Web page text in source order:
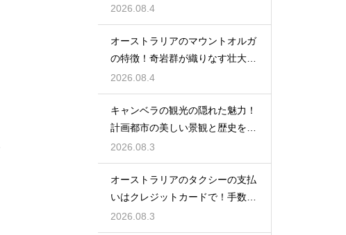
会う
2026.08.4
オーストラリアのマウントオルガ
の特徴！奇岩群が織りなす壮大な
絶景
2026.08.4
キャンベラの観光の隠れた魅力！
計画都市の美しい景観と歴史を巡
る大人旅
2026.08.3
オーストラリアのタクシーの支払
いはクレジットカードで！手数料
の注意
2026.08.3